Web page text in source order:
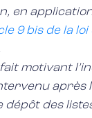
en
9 bis de la
motivant
après
dépôt des